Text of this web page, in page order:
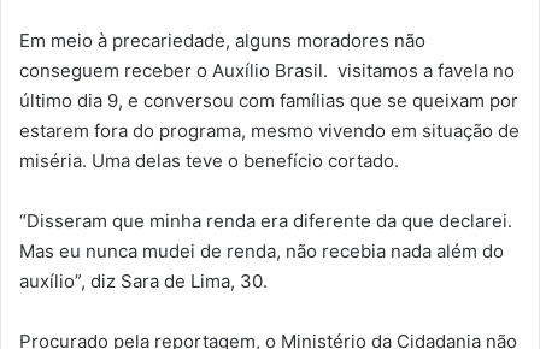
Em meio à precariedade, alguns moradores não
conseguem receber o Auxílio Brasil. visitamos a favela no
último dia 9, e conversou com famílias que se queixam por
estarem fora do programa, mesmo vivendo em situação de
miséria. Uma delas teve o benefício cortado.
“Disseram que minha renda era diferente da que declarei.
Mas eu nunca mudei de renda, não recebia nada além do
auxílio”, diz Sara de Lima, 30.
Procurado pela reportagem, o Ministério da Cidadania não